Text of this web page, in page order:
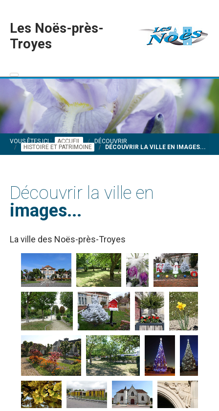
Les Noës-près-
Troyes
VOUS ÊTES ICI : ACCUEIL
DÉCOUVRIR
HISTOIRE ET PATRIMOINE
DÉCOUVRIR LA VILLE EN IMAGES...
Découvrir la ville en
images...
La ville des Noës-près-Troyes